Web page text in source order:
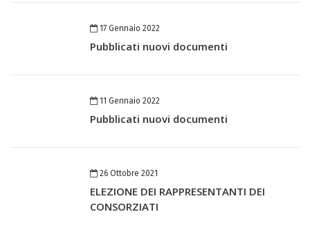
17 Gennaio 2022
Pubblicati nuovi documenti
11 Gennaio 2022
Pubblicati nuovi documenti
26 Ottobre 2021
ELEZIONE DEI RAPPRESENTANTI DEI
CONSORZIATI